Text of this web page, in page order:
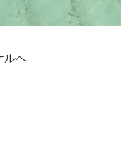
ルへ